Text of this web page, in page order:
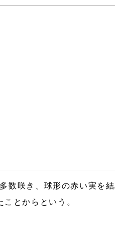
数咲き、球形の赤い実を結
とからという。